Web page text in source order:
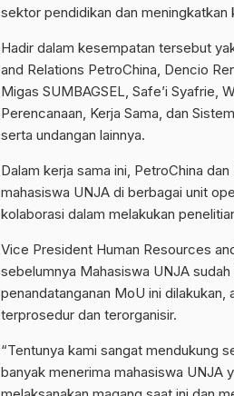
sektor pendidikan dan meningkatkan
Hadir dalam kesempatan tersebut
and Relations PetroChina, Dencio
Migas SUMBAGSEL, Safe’i Syafrie,
Perencanaan, Kerja Sama, dan
serta undangan lainnya.
Dalam kerja sama ini, PetroChina
mahasiswa UNJA di berbagai unit
kolaborasi dalam melakukan
Vice President Human Resources
sebelumnya Mahasiswa UNJA
penandatanganan MoU ini
terprosedur dan terorganisir.
“Tentunya kami sangat mendukung
banyak menerima mahasiswa UNJA